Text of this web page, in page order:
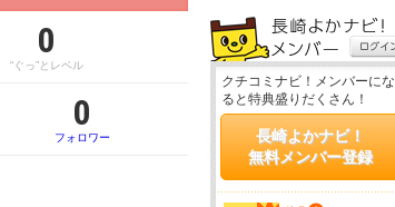
0
“ぐっ”とレベル
0
フォロワー
クチコミナビ！メンバーにな
ると特典盛りだくさん！
長崎よかナビ！
無料メンバー登録